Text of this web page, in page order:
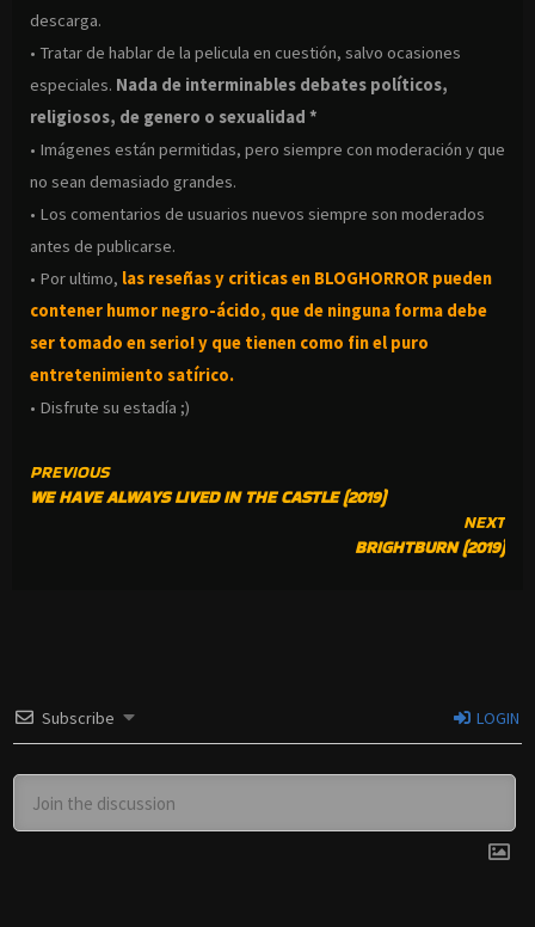
descarga.
• Tratar de hablar de la pelicula en cuestión, salvo ocasiones
especiales. Nada de interminables debates políticos,
religiosos, de genero o sexualidad *
• Imágenes están permitidas, pero siempre con moderación y que
no sean demasiado grandes.
• Los comentarios de usuarios nuevos siempre son moderados
antes de publicarse.
• Por ultimo, las reseñas y criticas en BLOGHORROR pueden
contener humor negro-ácido, que de ninguna forma debe
ser tomado en serio! y que tienen como fin el puro
entretenimiento satírico.
• Disfrute su estadía ;)
CONTINUE
READING
PREVIOUS
WE HAVE ALWAYS LIVED IN THE CASTLE (2019)
NEXT
BRIGHTBURN (2019)
Subscribe LOGIN